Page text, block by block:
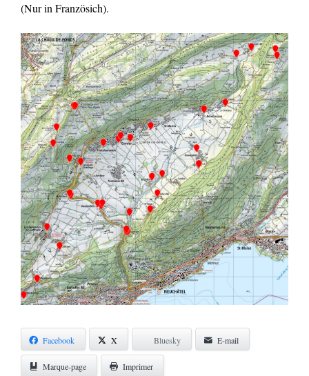
(Nur in Französich).
Facebook X Bluesky E-mail
Marque-page Imprimer